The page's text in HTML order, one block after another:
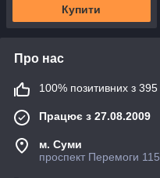
Купити
Про нас
100% позитивних з 395
Працює з 27.08.2009
м. Суми
проспект Перемоги